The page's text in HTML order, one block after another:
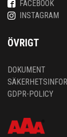
FACEBOOK
INSTAGRAM
ÖVRIGT
DOKUMENT
GDPR-POLICY